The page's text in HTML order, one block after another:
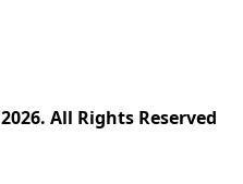
2026. All Rights Reserved